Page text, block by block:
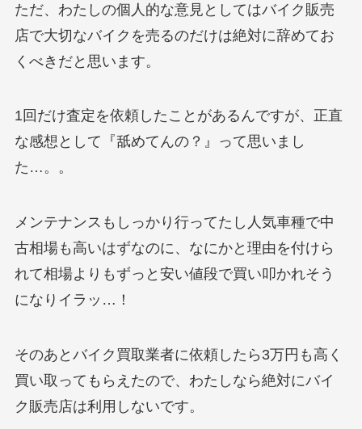
ただ、わたしの個人的な意見としてはバイク販売
店で大切なバイクを売るのだけは絶対に辞めてお
くべきだと思います。
1回だけ査定を依頼したことがあるんですが、正直
な感想として『舐めてんの？』って思いまし
た…。。
メンテナンスもしっかり行ってたし人気車種で中
古相場も高いはずなのに、なにかと理由を付けら
れて相場よりもずっと安い値段で買い叩かれそう
になりイラッ…！
そのあとバイク買取業者に依頼したら3万円も高く
買い取ってもらえたので、わたしなら絶対にバイ
ク販売店は利用しないです。